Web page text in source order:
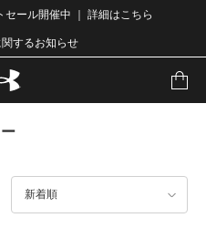
セール開催中 ｜ 詳細はこちら
するお知らせ
新着順